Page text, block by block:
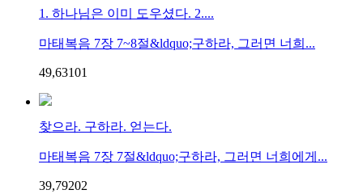
1. 하나님은 이미 도우셨다. 2....
마태복음 7장 7~8절&ldquo;구하라, 그러면 너희...
49,63101
찾으라. 구하라. 얻는다.
마태복음 7장 7절&ldquo;구하라, 그러면 너희에게...
39,79202